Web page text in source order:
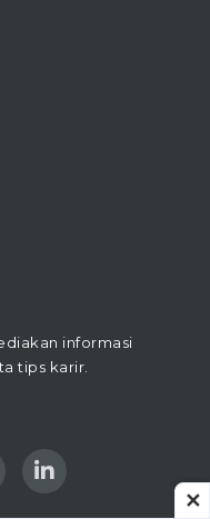
informasi
tips karir.
✕